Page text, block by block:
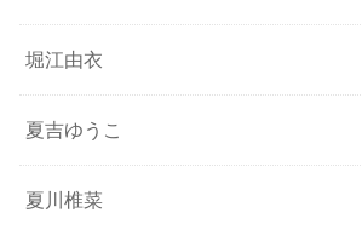
堀江由衣
夏吉ゆうこ
夏川椎菜